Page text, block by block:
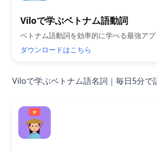
Viloで学ぶベトナム語動詞
ベトナム語動詞を効率的に学べる最強アプ
ダウンロードはこちら
Viloで学ぶベトナム語名詞｜毎日5分で